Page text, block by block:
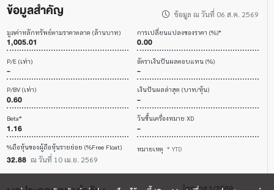
ข้อมูลสำคัญ ข้อมูล ณ วันที่ 06 ส.ค. 2569
มูลค่าหลักทรัพย์ตามราคาตลาด (ล้านบาท)
1,005.01
การเปลี่ยนแปลงของราคา (%)*
0.00
P/E (เท่า)
-
อัตราเงินปันผลตอบแทน (%)
-
P/BV (เท่า)
0.60
เงินปันผลล่าสุด (บาท/หุ้น)
-
Beta*
1.16
วันขึ้นเครื่องหมาย XD
-
%ถือหุ้นของผู้ถือหุ้นรายย่อย (%Free Float)
32.88 ณ วันที่ 10 เม.ย. 2569
หมายเหตุ * YTD